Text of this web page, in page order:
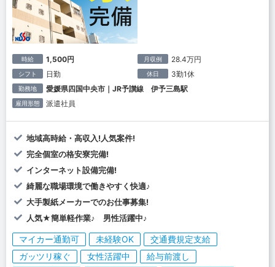
時給 1,500円 月収例 28.4万円
シフト 日勤 休日 3勤1休
勤務地 愛媛県四国中央市｜JR予讃線 伊予三島駅
雇用形態 派遣社員
地域高時給・高収入!人気案件!
完全個室の格安寮完備!
インターネット設備完備!
綺麗な職場環境で働きやすく快適♪
大手製紙メーカーでのお仕事募集!
人気★簡単軽作業♪ 男性活躍中♪
マイカー通勤可 未経験OK
交通費規定支給
ガッツリ稼ぐ
女性活躍中
給与前渡し